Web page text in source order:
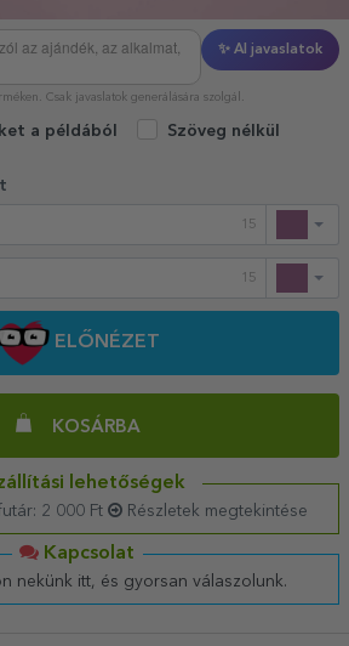
✨ AI javaslatok
Csak javaslatok generálására szolgál.
a példából Szöveg nélkül
15
15
ELŐNÉZET
KOSÁRBA
lehetőségek
2 000 Ft Részletek megtekintése
Kapcsolat
nekünk itt, és gyorsan válaszolunk.